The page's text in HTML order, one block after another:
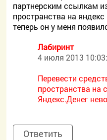
партнерским ссылкам
пространства на яндекс
теперь он у меня
Лабиринт
4 июля 2013
Перевести
пространства на
Яндекс.Денег
Ответить